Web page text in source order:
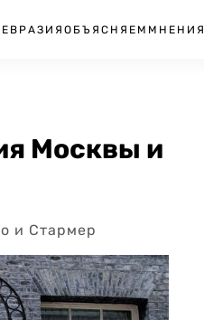
ЕВРАЗИЯ ОБЪЯСНЯЕМ МНЕНИЯ
Москвы и
и Стармер